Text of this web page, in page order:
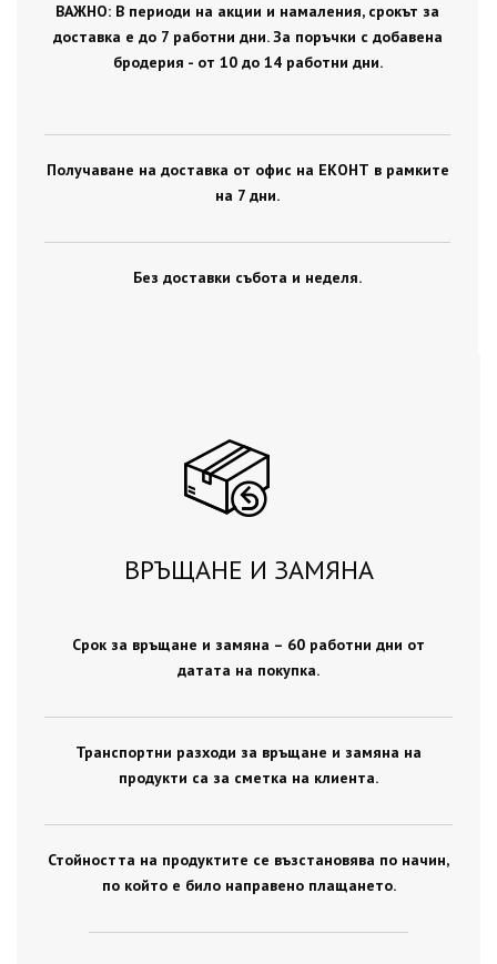
ВАЖНО: В периоди на акции и намаления, срокът за
доставка е до 7 работни дни. За поръчки с добавена
бродерия - от 10 до 14 работни дни.
Получаване на доставка от офис на ЕКОНТ в рамките
на 7 дни.
Без доставки събота и неделя.
ВРЪЩАНЕ И ЗАМЯНА
Срок за връщане и замяна – 60 работни дни от
датата на покупка.
Транспортни разходи за връщане и замяна на
продукти са за сметка на клиента.
Стойността на продуктите се възстановява по начин,
по който е било направено плащането.